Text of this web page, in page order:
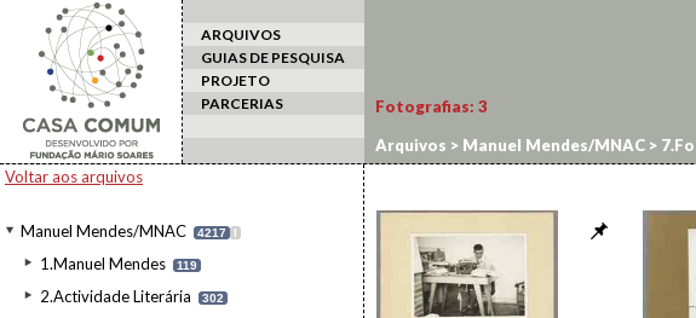
ARQUIVOS
GUIAS DE PESQUISA
PROJETO
PARCERIAS
Voltar aos arquivos
Manuel Mendes/MNAC 4217 I
1.Manuel Mendes 119
2.Actividade Literária 302
Fotografias: 3
Arquivos > Manuel Mendes/MNAC >